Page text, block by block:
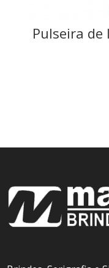
Pulseira de